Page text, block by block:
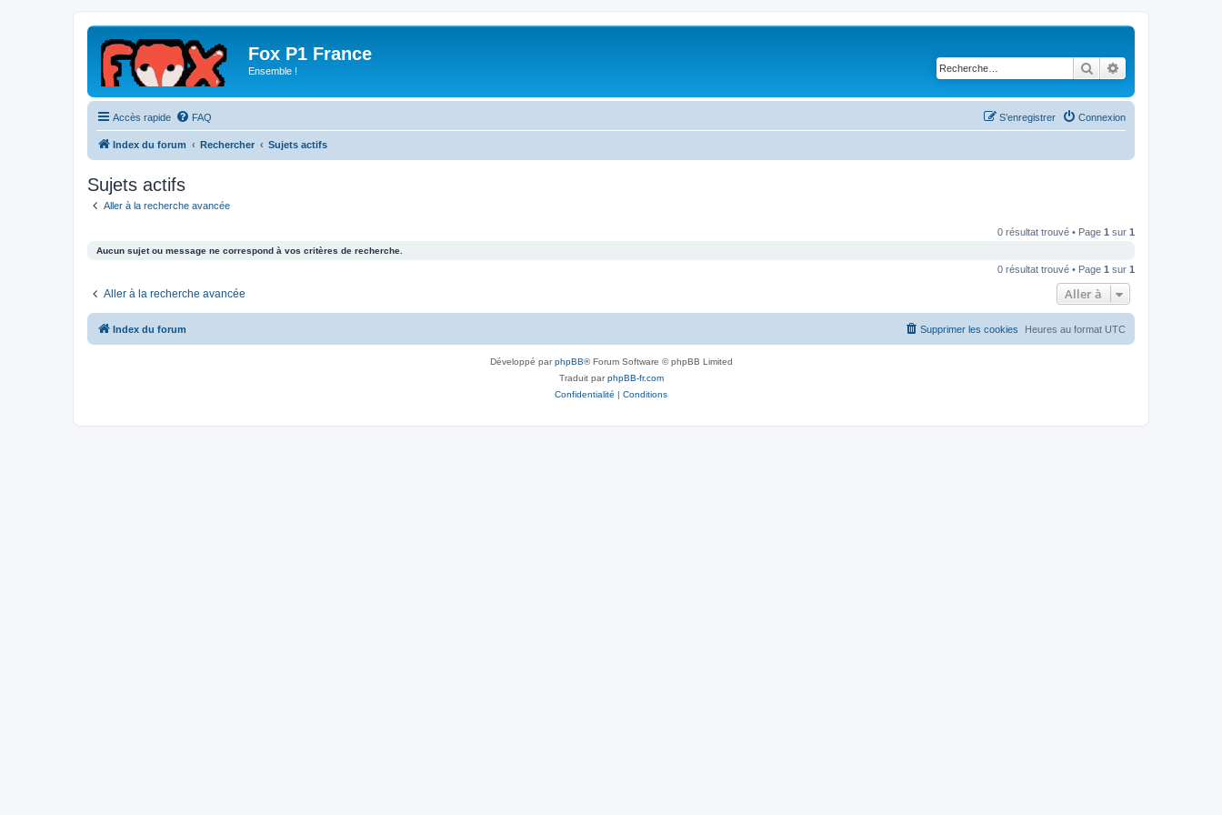
Fox P1 France
Ensemble ! Rechercher
Accès rapide FAQ Connexion
S’enregistrer
Index du forum Rechercher Sujets actifs
Sujets actifs
Aller à la recherche avancée
0 résultat trouvé • Page 1 sur 1
Aucun sujet ou message ne correspond à vos critères de recherche.
0 résultat trouvé • Page 1 sur 1
Aller à la recherche avancée Aller à
Index du forum Heures au format UTC
Supprimer les cookies
Développé parphpBB® Forum Software © phpBB Limited
Traduit parphpBB-fr.com
Confidentialité | Conditions